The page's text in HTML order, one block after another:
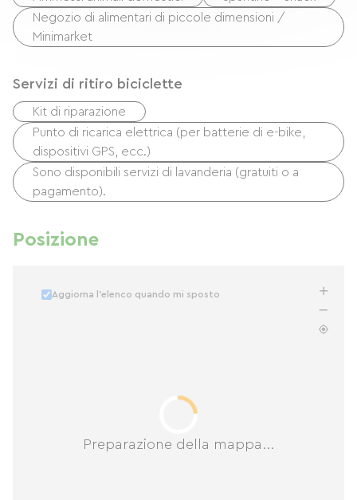
Negozio di alimentari di piccole dimensioni /
Minimarket
Servizi di ritiro biciclette
Kit di riparazione
Punto di ricarica elettrica (per batterie di e-bike,
dispositivi GPS, ecc.)
Sono disponibili servizi di lavanderia (gratuiti o a
pagamento).
Posizione
Preparazione della mappa...
Aggiorna l'elenco quando mi sposto